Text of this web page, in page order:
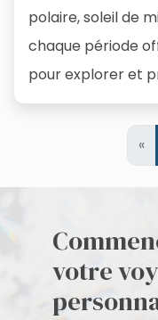
polaire, soleil de
chaque période
pour explorer et
«
votre